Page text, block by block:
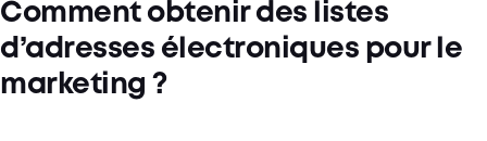
Comment obtenir des listes
d’adresses électroniques pour le
marketing ?